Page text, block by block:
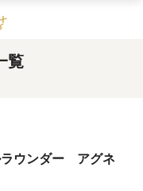
覧
ラウンダー アグネ